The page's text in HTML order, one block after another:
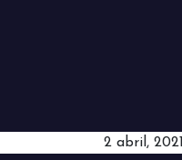
2 abril, 2021